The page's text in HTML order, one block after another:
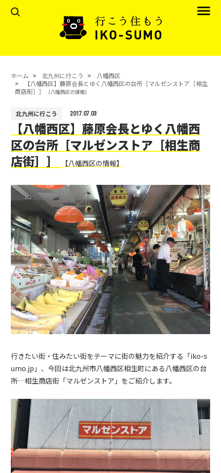
ホーム 北九州に行こう
八幡西区
【八幡西区】藤原会長とゆく八幡西区の台所［マルゼンストア［相生
商店街］］
(八幡西区の情報)
北九州に行こう 2017.07.03
【八幡西区】藤原会長とゆく八幡西
区の台所［マルゼンストア［相生商
店街］］
【八幡西区の情報】
行きたい街・住みたい街をテーマに街の魅力を紹介する「iko-s
umo.jp」、今回は北九州市八幡西区相生町にある八幡西区の台
所…相生商店街「マルゼンストア」をご紹介します。